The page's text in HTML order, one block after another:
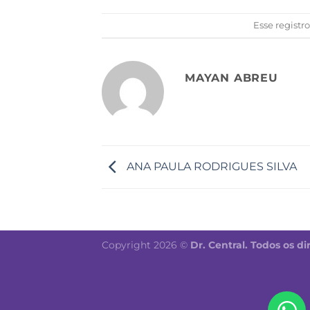
Esse
MAYAN ABREU
ANA PAULA RODRIGUES SILVA
Copyright 2026 © Dr. Central. Todos os